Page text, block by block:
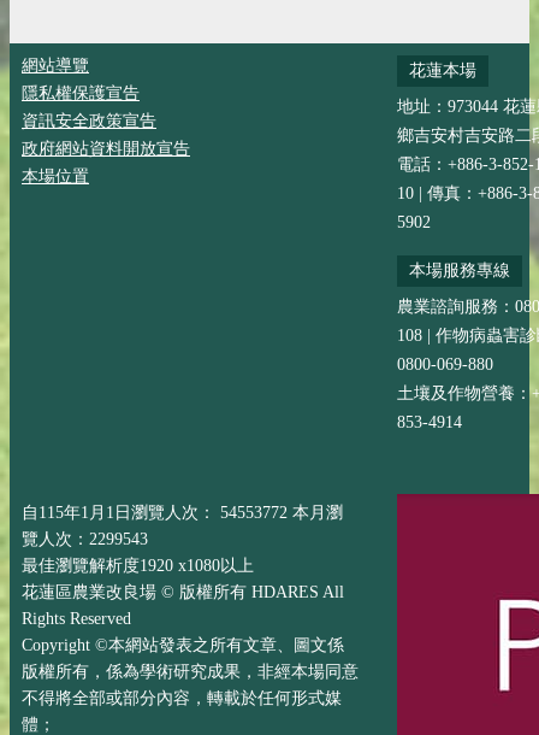
網站導覽
隱私權保護宣告
資訊安全政策宣告
政府網站資料開放宣告
本場位置
花蓮本場
地址：973044 花
鄉吉安村吉安路二
電話：+886-3-852-
10 | 傳真：+886-3-
5902
本場服務專線
農業諮詢服務：
108 | 作物病蟲害
0800-069-880
土壤及作物營養：
853-4914
自115年1月1日瀏覽人次： 54553772 本月瀏
覽人次：2299543
最佳瀏覽解析度1920 x1080以上
花蓮區農業改良場 © 版權所有 HDARES All
Rights Reserved
Copyright ©本網站發表之所有文章、圖文係
版權所有，係為學術研究成果，非經本場同意
不得將全部或部分內容，轉載於任何形式媒
體；